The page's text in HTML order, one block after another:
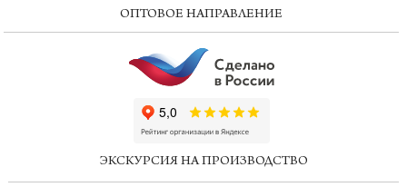
ОПТОВОЕ НАПРАВЛЕНИЕ
ЭКСКУРСИЯ НА ПРОИЗВОДСТВО